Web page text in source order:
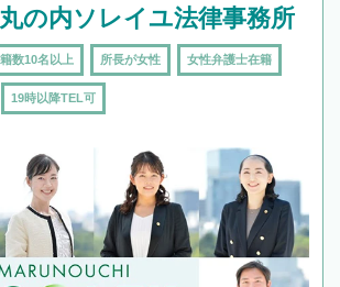
の内ソレイユ法律事務所
数10名以上 所長が女性 女性弁護士在籍
19時以降TEL可